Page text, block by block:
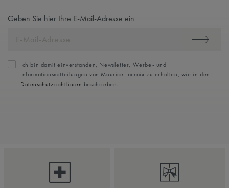
Geben Sie hier Ihre E-Mail-Adresse ein
Ich bin damit einverstanden, Newsletter, Werbe- und
Informationsmitteilungen von Maurice Lacroix zu erhalten, wie in den
Datenschutzrichtlinien beschrieben.